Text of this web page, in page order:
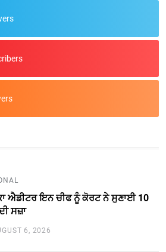
ਐਡੀਟਰ ਇਨ ਚੀਫ ਨੂੰ ਕੋਰਟ ਨੇ ਸੁਣਾਈ 10
ਸਜ਼ਾ
6, 2026